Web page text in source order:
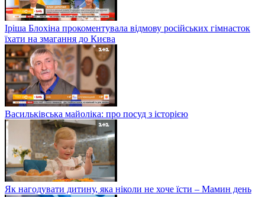
Іріша Блохіна прокоментувала відмову російських гімнасток
їхати на змагання до Києва
Васильківська майоліка: про посуд з історією
Як нагодувати дитину, яка ніколи не хоче їсти – Мамин день